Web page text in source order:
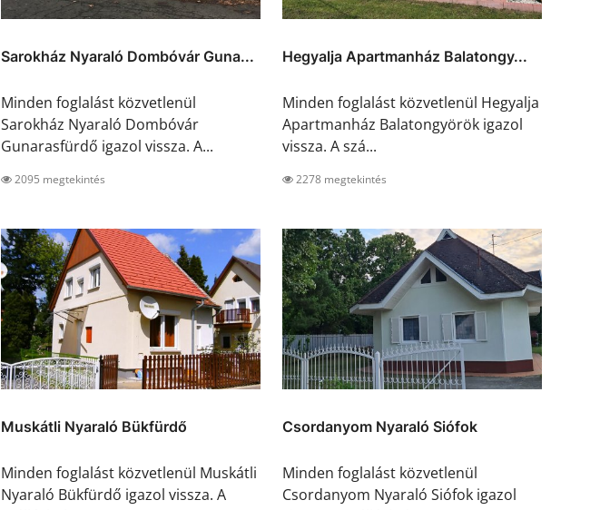
Sarokház Nyaraló Dombóvár Guna...
Minden foglalást közvetlenül
Sarokház Nyaraló Dombóvár
Gunarasfürdő igazol vissza. A...
2095 megtekintés
Hegyalja Apartmanház Balatongy...
Minden foglalást közvetlenül Hegyalja
Apartmanház Balatongyörök igazol
vissza. A szá...
2278 megtekintés
Muskátli Nyaraló Bükfürdő
Minden foglalást közvetlenül Muskátli
Nyaraló Bükfürdő igazol vissza. A
Csordanyom Nyaraló Siófok
Minden foglalást közvetlenül
Csordanyom Nyaraló Siófok igazol